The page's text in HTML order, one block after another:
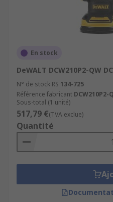
En stock
DeWALT DCW210P2-QW
N° de stock RS 134-725
Référence fabricant DCW210P2-
Sous-total (1 unité)
517,79 €(TVA exclue)
Quantité